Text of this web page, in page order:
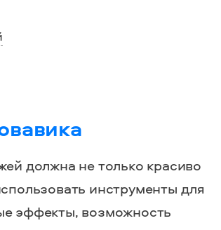
должна не только красиво
инструменты для
эффекты, возможность